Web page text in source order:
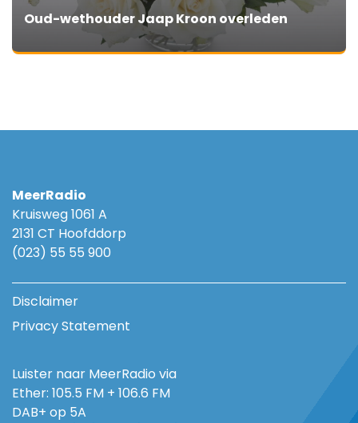
Oud-wethouder Jaap Kroon overleden
MeerRadio
Kruisweg 1061 A
2131 CT Hoofddorp
(023) 55 55 900
Disclaimer
Privacy Statement
Luister naar MeerRadio via
Ether: 105.5 FM + 106.6 FM
DAB+ op 5A